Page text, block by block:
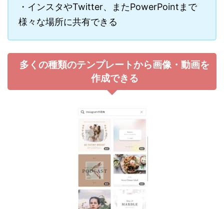
・インスタやTwitter、またPowerPointまで
様々な場所に共有できる
多くの種類のテンプレートから画像・動画を
作成できる